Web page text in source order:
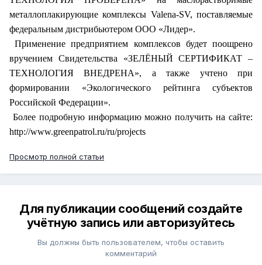
металлоплакирующие комплексы Valena-SV, поставляемые
федеральным дистрибьютером ООО «Лидер».
Применение предприятием комплексов будет поощрено
вручением Свидетельства «ЗЕЛЁНЫЙ СЕРТИФИКАТ –
ТЕХНОЛОГИЯ ВНЕДРЕНА», а также учтено при
формировании «Экологического рейтинга субъектов
Российской Федерации».
Более подробную информацию можно получить на сайте:
http://www.greenpatrol.ru/ru/projects
Просмотр полной статьи
Для публикации сообщений создайте
учётную запись или авторизуйтесь
Вы должны быть пользователем, чтобы оставить
комментарий